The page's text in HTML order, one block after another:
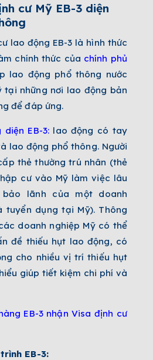
cư Mỹ EB-3 diện
lao động EB-3 là hình thức
chính thức của chính phủ
lao động phổ thông nước
tại những nơi lao động bản
để đáp ứng.
diện EB-3: lao động có tay
lao động phổ thông. Người
thẻ thường trú nhân (thẻ
cư vào Mỹ làm việc lâu
lãnh của một doanh
tuyển dụng tại Mỹ). Thông
doanh nghiệp Mỹ có thể
đề thiếu hụt lao động, có
cho nhiều vị trí thiếu hụt
giúp tiết kiệm chi phí và
EB-3 nhận Visa định cư
EB-3: